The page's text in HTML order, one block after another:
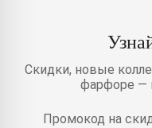
Скидки, новые
фарфоре —
Промокод на